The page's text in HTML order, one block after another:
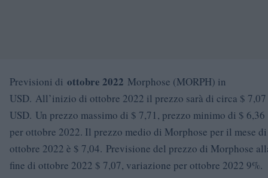
Previsioni di ottobre 2022 Morphose (MORPH) in
USD. All’inizio di ottobre 2022 il prezzo sarà di circa $ 7,07
USD. Un prezzo massimo di $ 7,71, prezzo minimo di $ 6,36
per ottobre 2022. Il prezzo medio di Morphose per il mese di
ottobre 2022 è $ 7,04. Previsione del prezzo di Morphose
fine di ottobre 2022 $ 7,07, variazione per ottobre 2022 9%.